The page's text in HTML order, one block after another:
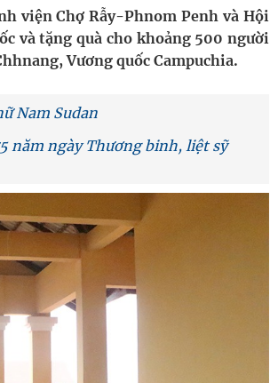
viện Chợ Rẫy-Phnom Penh và Hội
và tặng quà cho khoảng 500 người
Vương quốc Campuchia.
Nam Sudan
năm ngày Thương binh, liệt sỹ